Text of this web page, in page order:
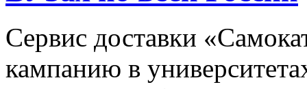
Сервис доставки
кампанию в